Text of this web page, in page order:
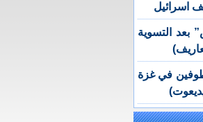
اسرائيل
بعد التسوية
في غزة